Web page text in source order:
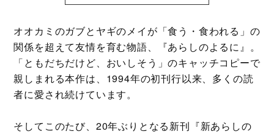
オオカミのガブとヤギのメイが「食う・食われる」の
関係を超えて友情を育む物語、『あらしのよるに』。
「ともだちだけど、おいしそう」のキャッチコピーで
親しまれる本作は、1994年の初刊行以来、多くの読
者に愛され続けています。
そしてこのたび、20年ぶりとなる新刊『新あらしの